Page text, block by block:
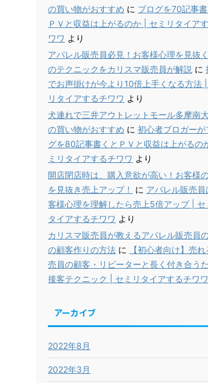
の買い物がおすすめ に ブログを70記事書
ＰＶと収益は上がるのか | セミリタイア
ワワ より
アパレル販売員必見！お客様心理を見抜
のテクニックをカリスマ販売員が解説 に
でお声掛けが今より10倍上手くなる方法 |
リタイアするチワワ より
犬連れで三井アウトレットモール多摩南
の買い物がおすすめ に 初心者ブロガーが
グを80記事書くとＰＶと収益は上がるの
ミリタイアするチワワ より
開店閉店時は、購入意欲が高い！お客様
を見抜き売上アップ！
に アパレル販売員
客様心理を理解したら売上5倍アップ | セ
タイアするチワワ より
カリスマ販売員が教えるアパレル販売員
の顧客作りの方法 に
【初心者向け】売れ
売員の顧客・リピーターと長く付き合う
接客テクニック | セミリタイアするチワワ
アーカイブ
2022年8月
2022年3月